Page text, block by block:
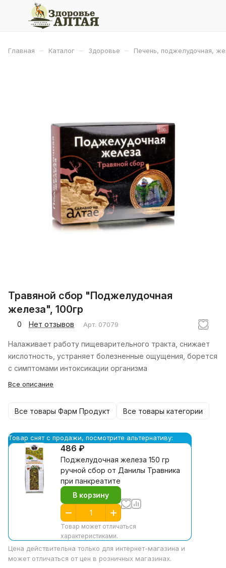
Главная – Каталог – Здоровье – Печень, поджелудочная,
Травяной сбор "Поджелудочная
железа", 100гр
0 Нет отзывов Арт. 07079
Налаживает работу пищеварительного тракта, снижает
кислотность, устраняет болезненные ощущения, борется
с симптомами интоксикации организма
Все описание
Все товары Фарм Продукт Все товары категории
Товар снят с продажи, посмотрите альтернативу:
486 ₽
Поджелудочная железа 150 гр
ручной сбор от Данилы Травника
при панкреатите
В корзину
Товар может отличаться
характеристиками.
Цена действительна только для интернет-магазина и
может отличаться от цен в розничных магазинах.